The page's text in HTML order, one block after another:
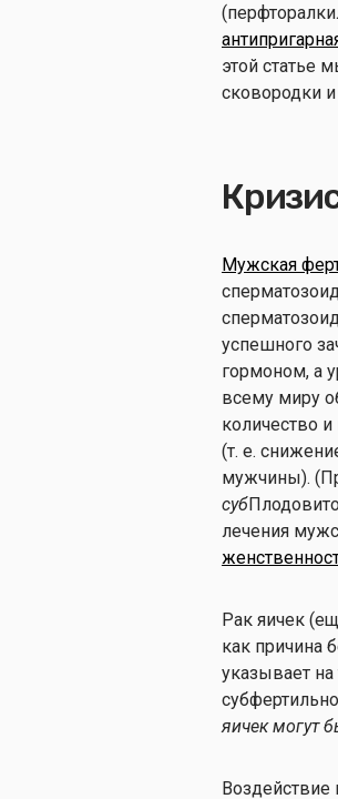
этой статье
сковородки
Мужская
успешного
гормоном, а
всему миру
количество
(т. е.
мужчины).
суб
лечения
Рак яичек
как причина
указывает
яичек могут
Воздействие